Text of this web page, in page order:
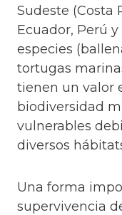
Sudeste (Costa
Ecuador, Perú
especies
tortugas
tienen un valor
biodiversidad
vulnerables
diversos
Una forma
supervivencia